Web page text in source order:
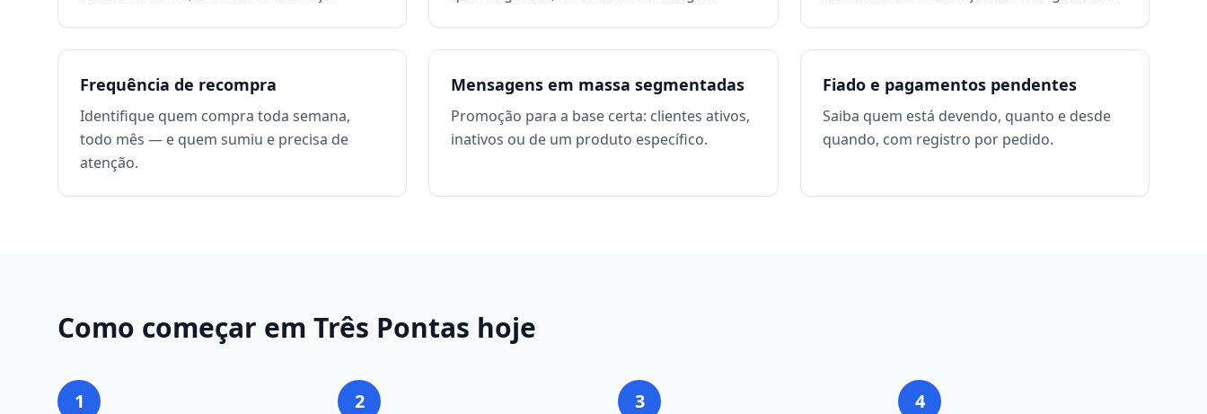
Frequência de recompra
Identifique quem compra toda semana,
todo mês — e quem sumiu e precisa de
atenção.
Mensagens em massa segmentadas
Promoção para a base certa: clientes ativos,
inativos ou de um produto específico.
Fiado e pagamentos pendentes
Saiba quem está devendo, quanto e desde
quando, com registro por pedido.
Como começar em Três Pontas hoje
1 2 3 4